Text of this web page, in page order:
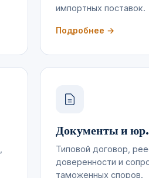
импортных поставок.
Подробнее →
Документы и
Типовой договор,
доверенности и
таможенных споров.